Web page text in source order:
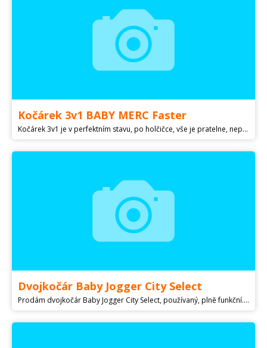
Kočárek 3v1 BABY MERC Faster
Kočárek 3v1 je v perfektním stavu, po holčičce, vše je pratelne, nepromokavý, gelová kolečka jsou naprosto ideální, do spodního koše dáte spoustu věcí, kolečka standardně poskrabana (na fotce). Za nás opravdu skvělej a spolehlivej kočárek... Kočárek se dá sehnat na internetu pod názvem v titulku za 13 500 Kč i s autosedačkou... Obsah balení kočárku FASTER 3: Autosedačka Podvozek Korba s nánožníkem 4 gelová kola Sportovní korba s nánožníkem Nákupní košík Držák na láhev Moskytiéra Pláštěnka Rukávníky v barvě kočárku Přebalovací podložka Taška na rukojeť v barvě kočárku
Dvojkočár Baby Jogger City Select
Prodám dvojkočár Baby Jogger City Select, používaný, plně funkční. Sedačku lze přestavět na korbičku.